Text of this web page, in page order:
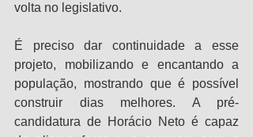
volta no legislativo.
É preciso dar continuidade a esse
projeto, mobilizando e encantando a
população, mostrando que é possível
construir dias melhores. A pré-
candidatura de Horácio Neto é capaz